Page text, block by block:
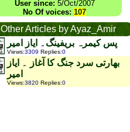
User since: 5/Oct/2007
No Of voices: 107
Other Articles by Ayaz_Amir
پس کیمرہ بریفینگ۔ ایاز امیر
Views:3309 Replies:0
بھارتی سرد جنگ کا آغاز ۔ ایاز
امیر
Views:3820 Replies:0